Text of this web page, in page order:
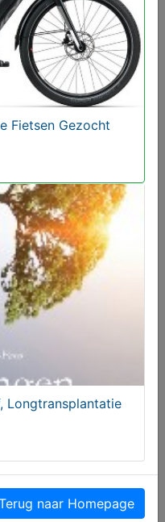
Gezocht
Fietsen Gezocht
Longtransplantatie
naar Homepage